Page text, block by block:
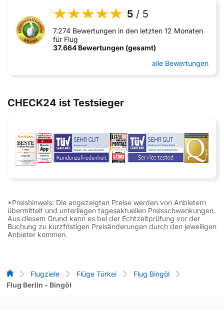
5 / 5
7.274 Bewertungen in den letzten 12 Monaten
für Flug
37.664 Bewertungen (gesamt)
alle Bewertungen
CHECK24 ist Testsieger
*Preishinweis: Die angezeigten Preise werden von Anbietern
übermittelt und unterliegen tagesaktuellen Preisschwankungen.
Aus diesem Grund kann es bei der Echtzeitprüfung vor der
Buchung zu kurzfristigen Preisänderungen durch den jeweiligen
Anbieter kommen.
Flug-Vergleich
Flugziele Flüge Türkei
Flug Bingöl
Flug Berlin - Bingöl